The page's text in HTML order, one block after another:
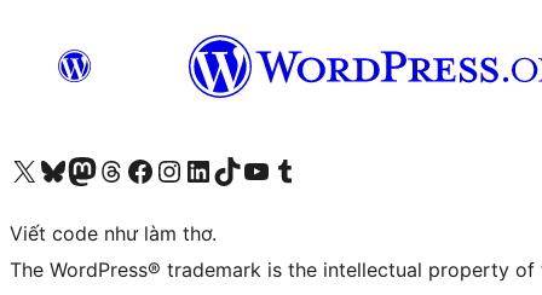
Truy cập tài khoản X (trước đây là Twitter) của chúng tôiVisit our Bluesky account
Visit our Mastodon account
Visit our Threads account
Xem trang Facebook của chúng tôiTruy cập tài khoản Instagram của chúng tôiTruy cập tài khoản LinkedIn của chúng tôiVisit our TikTok account
Truy cập kênh YouTube của chúng tôi Visit our Tumblr account
Viết code như làm thơ.
The WordPress® trademark is the intellectual property of